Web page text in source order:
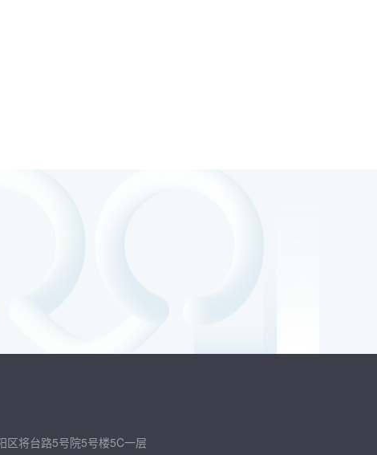
区将台路5号院5号楼5C一层